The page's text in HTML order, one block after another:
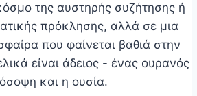
της αυστηρής συζήτησης ή
πρόκλησης, αλλά σε μια
που φαίνεται βαθιά στην
είναι άδειος - ένας ουρανός
και η ουσία.